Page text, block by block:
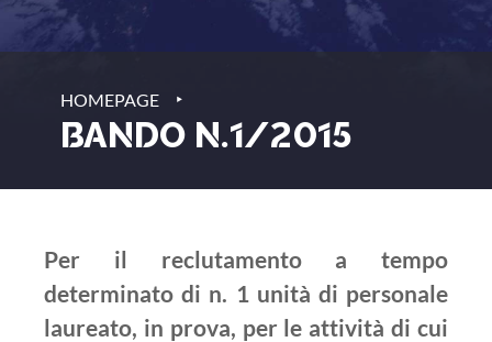
HOMEPAGE ‣
BANDO N.1/2015
Per il reclutamento a tempo
determinato di n. 1 unità di personale
laureato, in prova, per le attività di cui